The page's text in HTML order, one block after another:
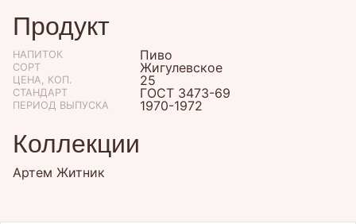
Продукт
НАПИТОК Пиво
СОРТ Жигулевское
ЦЕНА, КОП. 25
СТАНДАРТ ГОСТ 3473-69
ПЕРИОД ВЫПУСКА 1970-1972
Коллекции
Артем Житник